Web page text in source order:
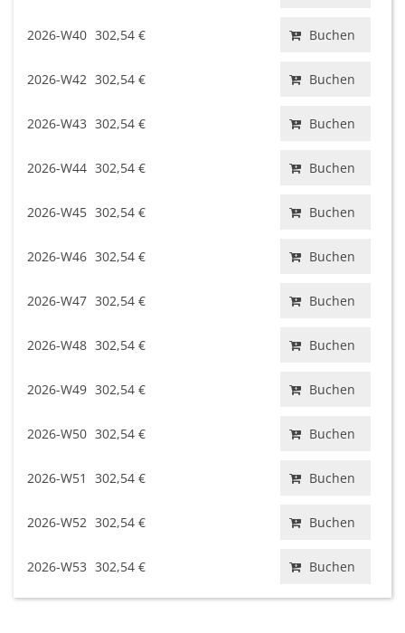
2026-W40 302,54 € Buchen
2026-W42 302,54 € Buchen
2026-W43 302,54 € Buchen
2026-W44 302,54 € Buchen
2026-W45 302,54 € Buchen
2026-W46 302,54 € Buchen
2026-W47 302,54 € Buchen
2026-W48 302,54 € Buchen
2026-W49 302,54 € Buchen
2026-W50 302,54 € Buchen
2026-W51 302,54 € Buchen
2026-W52 302,54 € Buchen
2026-W53 302,54 € Buchen